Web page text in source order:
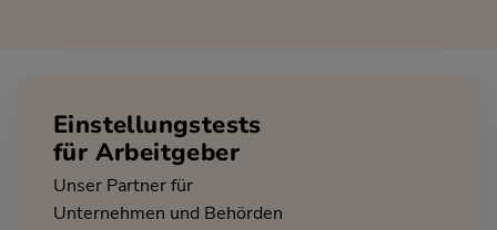
Einstellungstests
für Arbeitgeber
Unser Partner für
Unternehmen und Behörden